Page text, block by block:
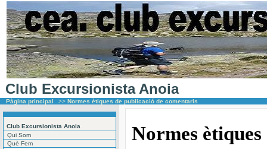
Club Excursionista Anoia
Pàgina principal >> Normes ètiques de publicació de comentaris
Club Excursionista Anoia
Qui Som
Què Fem
Normes